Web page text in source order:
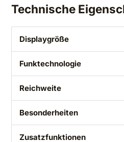
Technische
Displaygröße
Funktechnologie
Reichweite
Besonderheiten
Zusatzfunktionen